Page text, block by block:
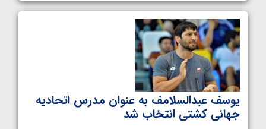
یوسف عبدالسلامف به عنوان مدرس اتحادیه
جهانی کشتی انتخاب شد